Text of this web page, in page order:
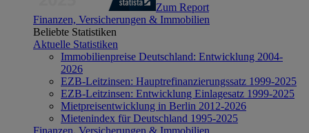
Zum Report
Finanzen, Versicherungen & Immobilien
Beliebte Statistiken
Aktuelle Statistiken
Immobilienpreise Deutschland: Entwicklung 2004-
2026
EZB-Leitzinsen: Hauptrefinanzierungssatz 1999-2025
EZB-Leitzinsen: Entwicklung Einlagesatz 1999-2025
Mietpreisentwicklung in Berlin 2012-2026
Mietenindex für Deutschland 1995-2025
Finanzen, Versicherungen & Immobilien